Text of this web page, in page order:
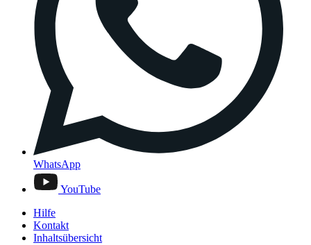
WhatsApp
YouTube
Hilfe
Kontakt
Inhaltsübersicht